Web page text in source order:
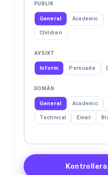
PUBLIK
General Academic
Children
AVSIKT
Inform Persuade
DOMÄN
General Academic
Technical Email